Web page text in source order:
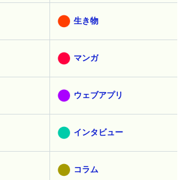
生き物
マンガ
ウェブアプリ
インタビュー
コラム